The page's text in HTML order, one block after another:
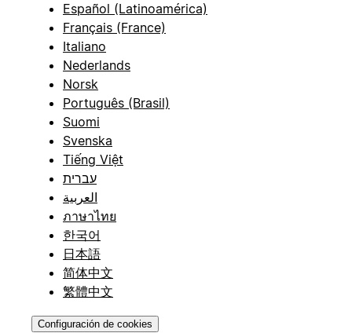
Español (Latinoamérica)
Français (France)
Italiano
Nederlands
Norsk
Português (Brasil)
Suomi
Svenska
Tiếng Việt
עברית
العربية
ภาษาไทย
한국어
日本語
简体中文
繁體中文
Configuración de cookies